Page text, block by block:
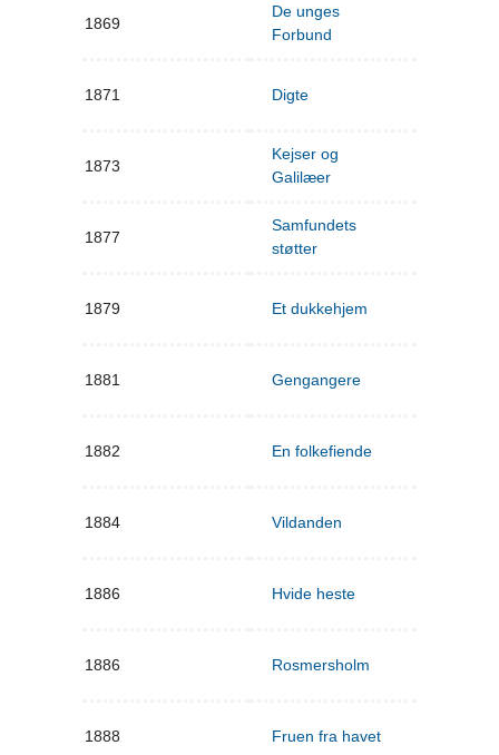
1869
De unges
Forbund
1871 Digte
1873
Kejser og
Galilæer
1877
Samfundets
støtter
1879 Et dukkehjem
1881 Gengangere
1882 En folkefiende
1884 Vildanden
1886 Hvide heste
1886 Rosmersholm
1888 Fruen fra havet